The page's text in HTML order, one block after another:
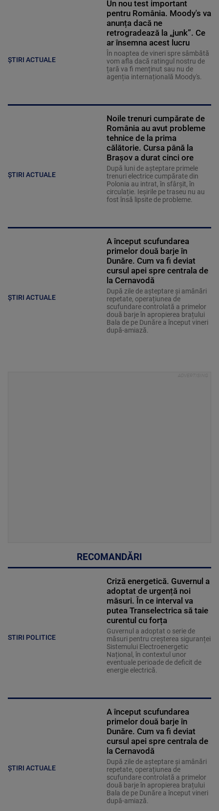
ȘTIRI ACTUALE
Un nou test important
pentru România. Moody's va
anunța dacă ne
retrogradează la „junk”. Ce
ar însemna acest lucru
În noaptea de vineri spre sâmbătă
vom afla dacă ratingul nostru de
țară va fi menținut sau nu de
agenția internațională Moody's.
ȘTIRI ACTUALE
Noile trenuri cumpărate de
România au avut probleme
tehnice de la prima
călătorie. Cursa până la
Brașov a durat cinci ore
După luni de așteptare primele
trenuri electrice cumpărate din
Polonia au intrat, în sfârșit, în
circulație. Ieșirile pe traseu nu au
fost însă lipsite de probleme.
ȘTIRI ACTUALE
A început scufundarea
primelor două barje în
Dunăre. Cum va fi deviat
cursul apei spre centrala de
la Cernavodă
După zile de așteptare și amânări
repetate, operațiunea de
scufundare controlată a primelor
două barje în apropierea brațului
Bala de pe Dunăre a început vineri
după-amiază.
RECOMANDĂRI
STIRI POLITICE
Criză energetică. Guvernul a
adoptat de urgență noi
măsuri. În ce interval va
putea Transelectrica să taie
curentul cu forța
Guvernul a adoptat o serie de
măsuri pentru creșterea siguranței
Sistemului Electroenergetic
Național, în contextul unor
eventuale perioade de deficit de
energie electrică.
ȘTIRI ACTUALE
A început scufundarea
primelor două barje în
Dunăre. Cum va fi deviat
cursul apei spre centrala de
la Cernavodă
După zile de așteptare și amânări
repetate, operațiunea de
scufundare controlată a primelor
două barje în apropierea brațului
Bala de pe Dunăre a început vineri
după-amiază.